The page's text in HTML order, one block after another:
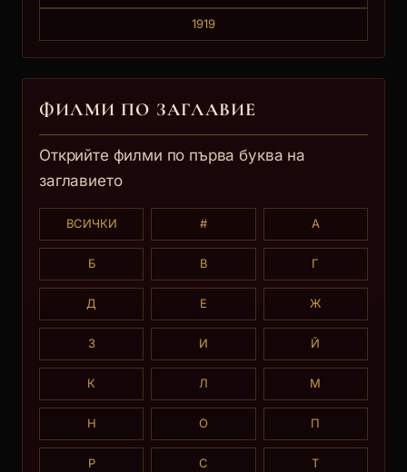
1919
ФИЛМИ ПО ЗАГЛАВИE
Открийте филми по първа буква на
заглавието
ВСИЧКИ # А
Б В Г
Д Е Ж
З И Й
К Л М
Н О П
Р С Т